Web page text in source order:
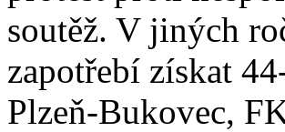
soutěž. V jiných
zapotřebí získat
Plzeň-Bukovec,